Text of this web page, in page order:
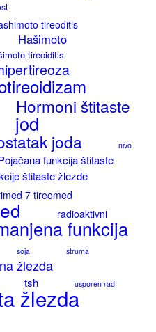
tireoditis
Hašimoto
tireoiditis
Hormoni štitaste
jod
joda
nivo
funkcija štitaste
štitaste žlezde
7 tireomed
radioaktivni
funkcija
soja
struma
žlezda
tsh
usporen rad
žlezda